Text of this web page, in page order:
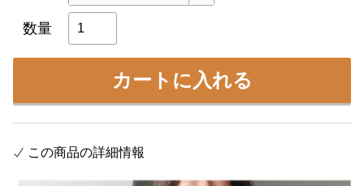
数量
カートに入れる
この商品の詳細情報